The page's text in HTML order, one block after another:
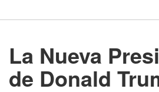
La Nueva
de Donald